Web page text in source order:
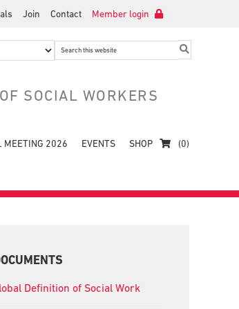
Join Contact Member login
Search
SOCIAL WORKERS
MEETING 2026 EVENTS SHOP (0)
Definition of Social Work